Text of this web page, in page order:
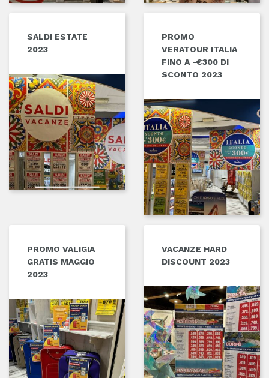
SALDI ESTATE
2023
PROMO
VERATOUR ITALIA
FINO A -€300 DI
SCONTO 2023
PROMO VALIGIA
GRATIS MAGGIO
2023
VACANZE HARD
DISCOUNT 2023